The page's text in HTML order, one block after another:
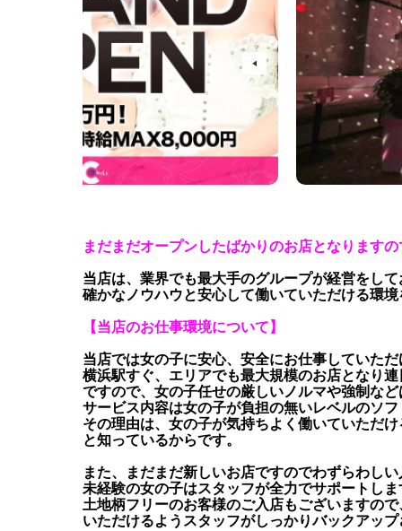
まだまだオープンしたばかりのお店となります
当店は、業界でも最大手のグループが経営をし
確かなノウハウと安心して働いていただける環
【当店のお仕事環境について】
当店では女の子に安心、安全にお仕事していた
横浜駅すぐ、エリアでも最大規模のお店となり
ですので、女の子任せの厳しいノルマや強制な
サービス内容は女の子が負担の無いレベルのソ
その理由は、女の子が気持ちよく働いていただ
と知っているからです。
また、まだまだ新しいお店ですのでわずらわし
未経験の女の子はスタッフが全力でサポートし
土地柄フリーのお客様のご入店もございますの
いただけるようスタッフがしっかりバックアッ